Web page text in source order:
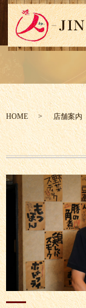
HOME 店舗案内